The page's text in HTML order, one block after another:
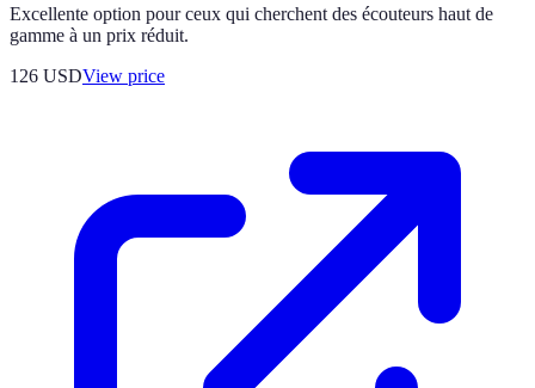
Excellente option pour ceux qui cherchent des écouteurs haut de
gamme à un prix réduit.
126 USDView price